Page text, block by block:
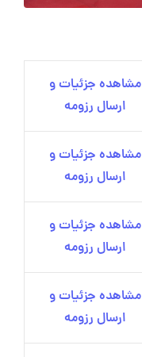
مشاهده جزئیات و
ارسال رزومه
مشاهده جزئیات و
ارسال رزومه
مشاهده جزئیات و
ارسال رزومه
مشاهده جزئیات و
ارسال رزومه